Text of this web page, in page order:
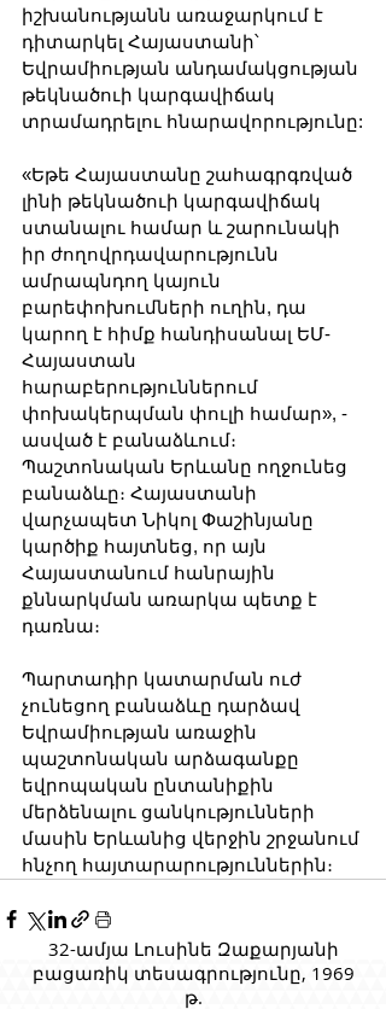
իշխանությանն առաջարկում է
դիտարկել Հայաստանի՝
Եվրամիության անդամակցության
թեկնածուի կարգավիճակ
տրամադրելու հնարավորությունը:
«Եթե Հայաստանը շահագրգռված
լինի թեկնածուի կարգավիճակ
ստանալու համար և շարունակի
իր ժողովրդավարությունն
ամրապնդող կայուն
բարեփոխումների ուղին, դա
կարող է հիմք հանդիսանալ ԵՄ-
Հայաստան
հարաբերություններում
փոխակերպման փուլի համար», -
ասված է բանաձևում։
Պաշտոնական Երևանը ողջունեց
բանաձևը։ Հայաստանի
վարչապետ Նիկոլ Փաշինյանը
կարծիք հայտնեց, որ այն
Հայաստանում հանրային
քննարկման առարկա պետք է
դառնա։
Պարտադիր կատարման ուժ
չունեցող բանաձևը դարձավ
Եվրամիության առաջին
պաշտոնական արձագանքը
եվրոպական ընտանիքին
մերձենալու ցանկությունների
մասին Երևանից վերջին շրջանում
հնչող հայտարարություններին։
32-ամյա Լուսինե Զաքարյանի
բացառիկ տեսագրությունը, 1969
թ.